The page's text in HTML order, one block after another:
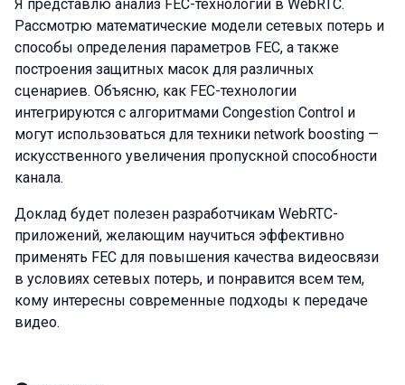
Я представлю анализ FEC-технологий в WebRTC.
Рассмотрю математические модели сетевых потерь и
способы определения параметров FEC, а также
построения защитных масок для различных
сценариев. Объясню, как FEC-технологии
интегрируются с алгоритмами Congestion Control и
могут использоваться для техники network boosting —
искусственного увеличения пропускной способности
канала.
Доклад будет полезен разработчикам WebRTC-
приложений, желающим научиться эффективно
применять FEC для повышения качества видеосвязи
в условиях сетевых потерь, и понравится всем тем,
кому интересны современные подходы к передаче
видео.